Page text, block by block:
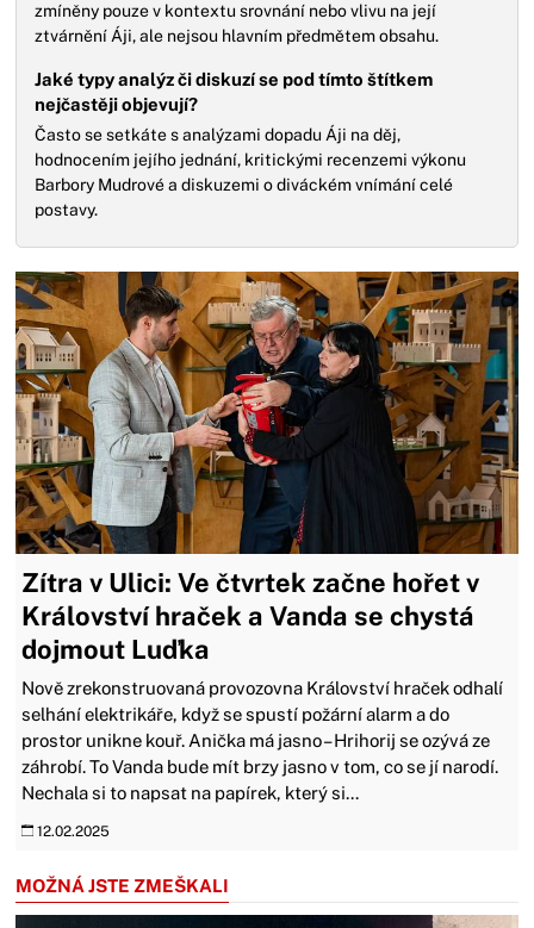
zmíněny pouze v kontextu srovnání nebo vlivu na její
ztvárnění Áji, ale nejsou hlavním předmětem obsahu.
Jaké typy analýz či diskuzí se pod tímto štítkem
nejčastěji objevují?
Často se setkáte s analýzami dopadu Áji na děj,
hodnocením jejího jednání, kritickými recenzemi výkonu
Barbory Mudrové a diskuzemi o diváckém vnímání celé
postavy.
Zítra v Ulici: Ve čtvrtek začne hořet v
Království hraček a Vanda se chystá
dojmout Luďka
Nově zrekonstruovaná provozovna Království hraček odhalí
selhání elektrikáře, když se spustí požární alarm a do
prostor unikne kouř. Anička má jasno – Hrihorij se ozývá ze
záhrobí. To Vanda bude mít brzy jasno v tom, co se jí narodí.
Nechala si to napsat na papírek, který si...
12.02.2025
MOŽNÁ JSTE ZMEŠKALI